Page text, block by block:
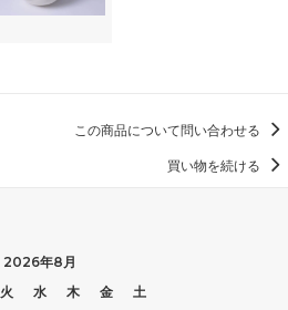
この商品について問い合わせる
買い物を続ける
2026年8月
火 水 木 金
土